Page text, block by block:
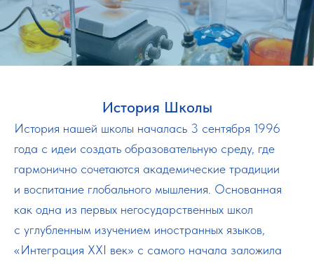
История Школы
История нашей школы началась 3 сентября 1996
года с идеи создать образовательную среду, где
гармонично сочетаются академические традиции
и воспитание глобального мышления. Основанная
как одна из первых негосударственных школ
с углубленным изучением иностранных языков,
«Интеграция XXI век» с самого начала заложила